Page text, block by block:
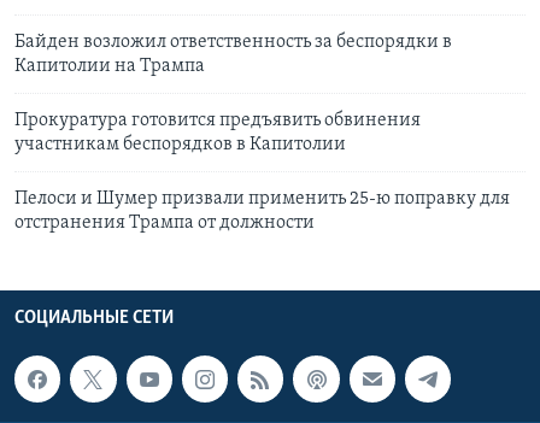
Байден возложил ответственность за беспорядки в
Капитолии на Трампа
Прокуратура готовится предъявить обвинения
участникам беспорядков в Капитолии
Пелоси и Шумер призвали применить 25-ю поправку для
отстранения Трампа от должности
СОЦИАЛЬНЫЕ СЕТИ